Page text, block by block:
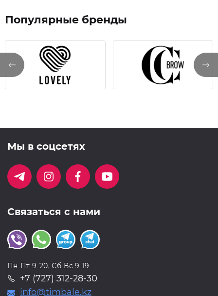
Популярные бренды
Мы в соцсетях
Связаться с нами
Пн-Пт 9-20, Сб-Вс 9-19
+7 (727) 312-28-30
info@timbale.kz